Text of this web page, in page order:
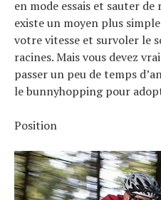
en mode essais et sauter
existe un moyen plus
votre vitesse et survoler le
racines. Mais vous devez
passer un peu de temps
le bunnyhopping pour
Position